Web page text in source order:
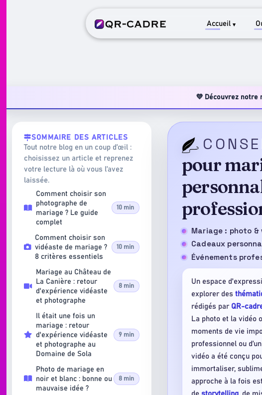
Accueil
💜 Découvrez notre
SOMMAIRE DES ARTICLES
Tout notre blog en un coup d’œil :
choisissez un article et reprenez
votre lecture là où vous l’avez
laissée.
Comment choisir son
photographe de
mariage ? Le guide
complet
10 min
Comment choisir son
vidéaste de mariage ?
8 critères essentiels
10 min
Mariage au Château de
La Canière : retour
d'expérience vidéaste
et photographe
8 min
Il était une fois un
mariage : retour
d'expérience vidéaste
et photographe au
Domaine de Sola
9 min
Photo de mariage en
noir et blanc : bonne ou
mauvaise idée ?
8 min
pour
Mariage : photo &
Cadeaux
Événements
Un espace
explorer des
rédigés par QR-
La photo et la vidéo
moments de vie
professionnel ou
vidéo a été conçu
immortaliser,
approche à la fois